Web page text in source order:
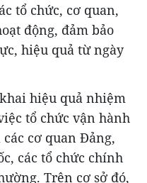
tổ chức, cơ quan,
động, đảm bảo
hiệu quả từ ngày
hiệu quả nhiệm
tổ chức vận hành
cơ quan Đảng,
các tổ chức chính
Trên cơ sở đó,